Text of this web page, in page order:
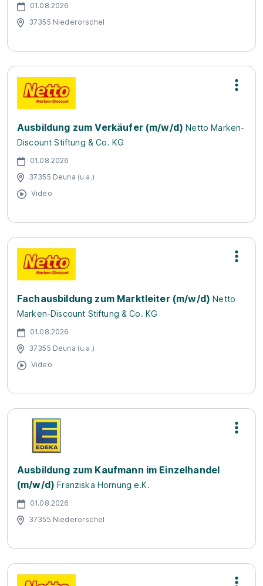
01.08.2026
37355 Niederorschel
Ausbildung zum Verkäufer (m/w/d) Netto Marken-
Discount Stiftung & Co. KG
01.08.2026
37355 Deuna (u.a.)
Video
Fachausbildung zum Marktleiter (m/w/d) Netto
Marken-Discount Stiftung & Co. KG
01.08.2026
37355 Deuna (u.a.)
Video
Ausbildung zum Kaufmann im Einzelhandel
(m/w/d) Franziska Hornung e.K.
01.08.2026
37355 Niederorschel